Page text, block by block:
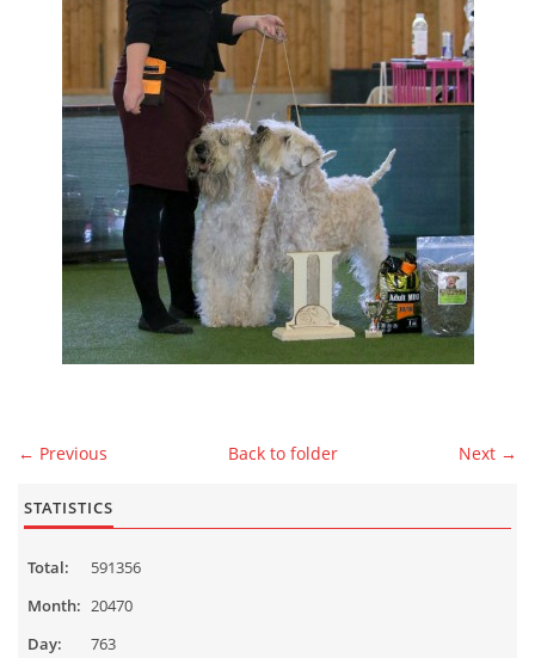
WHIPPET - LITTER 2025
FEMALES
MALES
CONTACT
Čeština English
← Previous Next →
Back to folder
STATISTICS
Total:
591356
Month: 20470
Day:
763